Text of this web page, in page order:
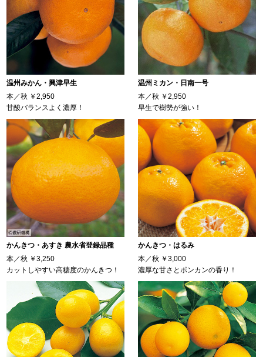
温州みかん・興津早生
本／秋 ￥2,950
甘酸バランスよく濃厚！
温州ミカン・日南一号
本／秋 ￥2,950
早生で樹勢が強い！
かんきつ・あすき 農水省登録品種
本／秋 ￥3,250
カットしやすい高糖度のかんきつ！
かんきつ・はるみ
本／秋 ￥3,000
濃厚な甘さとポンカンの香り！